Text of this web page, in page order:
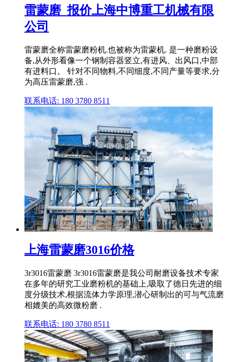
雷蒙磨_报价上海中博重工机械有限
公司
雷蒙磨全称雷蒙磨粉机.也被称为雷蒙机. 是一种磨粉设
备,从外形看像一个钢制容器竖立,有进风、出风口,中部
有进料口。 针对不同物料,不同细度,不同产量等要求,分
为高压雷蒙磨,强 .
联系电话: 180 3780 8511
上海雷蒙磨3016价格
3r3016雷蒙磨 3r3016雷蒙磨是我公司耐磨设备技术专家
在多年的研究工业磨粉机的基础上,吸取了德日先进的细
度分级技术,根据流体力学原理,潜心研制出的可与气流磨
相媲美的高效微粉磨 .
联系电话: 180 3780 8511